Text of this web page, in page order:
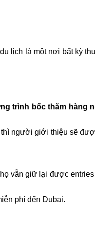
lịch là một nơi bất kỳ
trình bốc thăm hàng
thì người giới thiệu sẽ
vẫn giữ lại được
phí đến Dubai.